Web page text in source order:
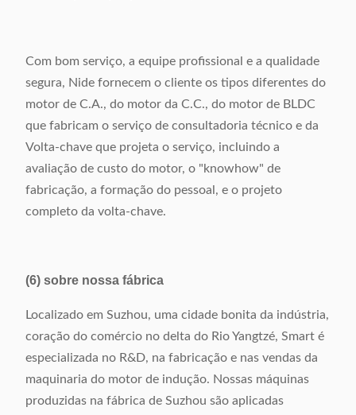
Com bom serviço, a equipe profissional e a qualidade
segura, Nide fornecem o cliente os tipos diferentes do
motor de C.A., do motor da C.C., do motor de BLDC
que fabricam o serviço de consultadoria técnico e da
Volta-chave que projeta o serviço, incluindo a
avaliação de custo do motor, o "knowhow" de
fabricação, a formação do pessoal, e o projeto
completo da volta-chave.
(6) sobre nossa fábrica
Localizado em Suzhou, uma cidade bonita da indústria,
coração do comércio no delta do Rio Yangtzé, Smart é
especializada no R&D, na fabricação e nas vendas da
maquinaria do motor de indução. Nossas máquinas
produzidas na fábrica de Suzhou são aplicadas